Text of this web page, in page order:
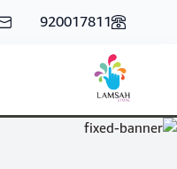
920017811
لمسة ستور